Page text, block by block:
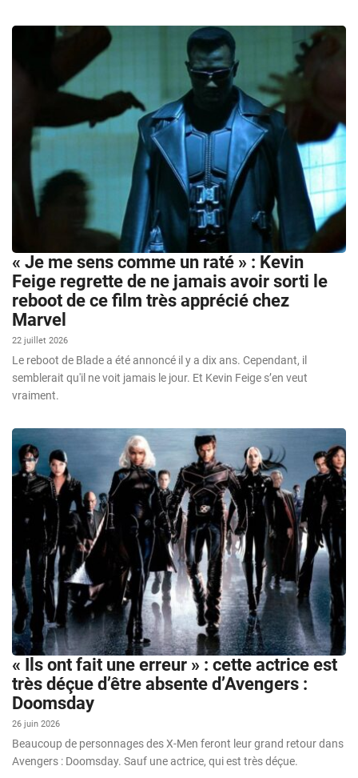
« Je me sens comme un raté » : Kevin
Feige regrette de ne jamais avoir sorti le
reboot de ce film très apprécié chez
Marvel
22 juillet 2026
Le reboot de Blade a été annoncé il y a dix ans. Cependant, il
semblerait qu'il ne voit jamais le jour. Et Kevin Feige s’en veut
vraiment.
« Ils ont fait une erreur » : cette actrice est
très déçue d’être absente d’Avengers :
Doomsday
26 juin 2026
Beaucoup de personnages des X-Men feront leur grand retour dans
Avengers : Doomsday. Sauf une actrice, qui est très déçue.